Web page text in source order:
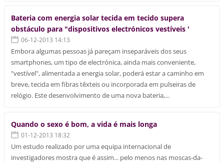
Bateria com energia solar tecida em tecido supera
obstáculo para "dispositivos electrónicos vestíveis '
06-12-2013 14:13
Embora algumas pessoas já pareçam inseparáveis ​​dos seus
smartphones, um tipo de electrónica, ainda mais conveniente,
"vestível", alimentada a energia solar, poderá estar a caminho em
breve, tecida em fibras têxteis ou incorporada em pulseiras de
relógio. Este desenvolvimento de uma nova bateria,...
Quando o sexo é bom, a vida é mais longa
01-12-2013 18:32
Um estudo realizado por uma equipa internacional de
investigadores mostra que é assim... pelo menos nas moscas-da-